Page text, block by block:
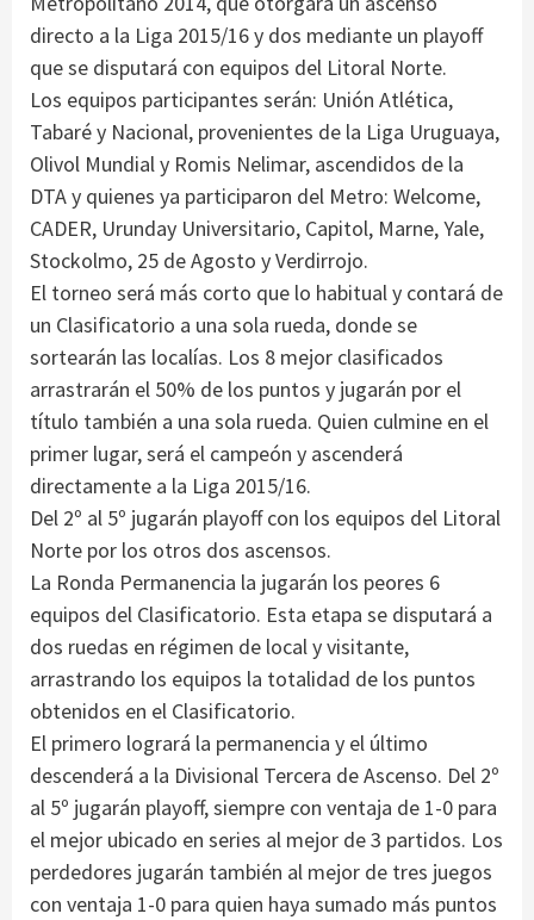
directo a la Liga 2015/16 y dos mediante un playoff
que se disputará con equipos del Litoral Norte.
Los equipos participantes serán: Unión Atlética,
Tabaré y Nacional, provenientes de la Liga Uruguaya,
Olivol Mundial y Romis Nelimar, ascendidos de la
DTA y quienes ya participaron del Metro: Welcome,
CADER, Urunday Universitario, Capitol, Marne, Yale,
Stockolmo, 25 de Agosto y Verdirrojo.
El torneo será más corto que lo habitual y contará de
un Clasificatorio a una sola rueda, donde se
sortearán las localías. Los 8 mejor clasificados
arrastrarán el 50% de los puntos y jugarán por el
título también a una sola rueda. Quien culmine en el
primer lugar, será el campeón y ascenderá
directamente a la Liga 2015/16.
Del 2º al 5º jugarán playoff con los equipos del Litoral
Norte por los otros dos ascensos.
La Ronda Permanencia la jugarán los peores 6
equipos del Clasificatorio. Esta etapa se disputará a
dos ruedas en régimen de local y visitante,
arrastrando los equipos la totalidad de los puntos
obtenidos en el Clasificatorio.
El primero logrará la permanencia y el último
descenderá a la Divisional Tercera de Ascenso. Del 2º
al 5º jugarán playoff, siempre con ventaja de 1-0 para
el mejor ubicado en series al mejor de 3 partidos. Los
perdedores jugarán también al mejor de tres juegos
con ventaja 1-0 para quien haya sumado más puntos